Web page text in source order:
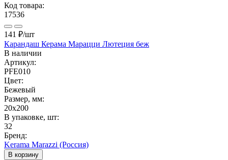
Код товара:
17536
141 ₽/шт
Карандаш Керама Марацци Лютеция беж
В наличии
Артикул:
PFE010
Цвет:
Бежевый
Размер, мм:
20x200
В упаковке, шт:
32
Бренд:
Kerama Marazzi (Россия)
В корзину